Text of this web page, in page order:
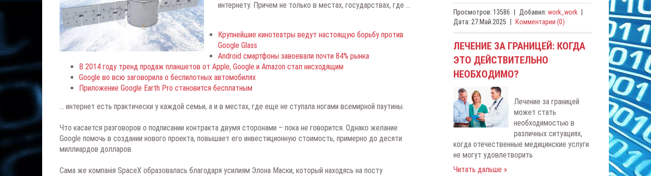
интернету. Причем не только в местах, государствах, где ...
Крупнейшие кинотеатры ведут настоящую борьбу против
Google Glass
Android смартфоны завоевали почти 84% рынка
В 2014 году тренд продаж планшетов от Apple, Google и Amazon стал нисходящим
Google во всю заговорила о беспилотных автомобилях
Приложение Google Earth Pro становится бесплатным
... интернет есть практически у каждой семьи, а и в местах, где еще не ступала ногами всемирной паутины.
Что касается разговоров о подписании контракта двумя сторонами – пока не говорится. Однако желание
Google помочь в создании нового проекта, повышает его инвестиционную стоимость, примерно до десяти
миллиардов долларов.
Сама же компанія SpaceX образовалась благодаря усилиям Элона Маски, который находясь на посту
Просмотров: 13586 Добавил: work_work
Дата: 27.Май.2025 Комментарии (0)
ЛЕЧЕНИЕ ЗА ГРАНИЦЕЙ: КОГДА
ЭТО ДЕЙСТВИТЕЛЬНО
НЕОБХОДИМО?
Лечение за границей
может стать
необходимостью в
различных ситуациях,
когда отечественные медицинские услуги
не могут удовлетворить
Читать дальше »